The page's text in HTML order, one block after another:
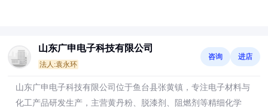
山东广申电子科技有限公司
法人:袁永环
咨询 进店
山东广申电子科技有限公司位于鱼台县张黄镇，专注电子材料与
化工产品研发生产，主营黄丹粉、脱漆剂、阻燃剂等精细化学